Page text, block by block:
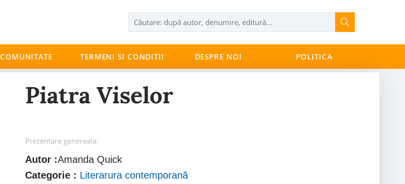
COMUNITATE TERMENI SI CONDITII DESPRE NOI POLITICA
Piatra Viselor
Prezentare genereala:
Autor :Amanda Quick
Categorie : Literarura contemporană